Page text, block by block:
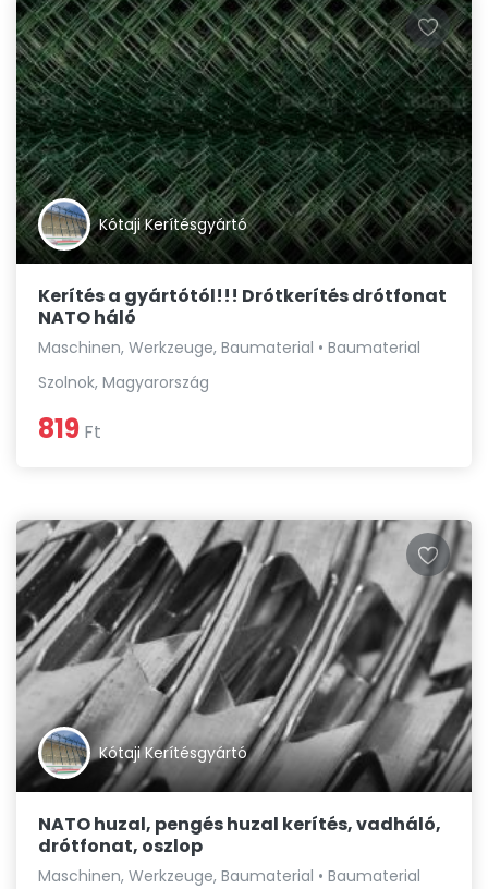
Kótaji Kerítésgyártó
Kerítés a gyártótól!!! Drótkerítés drótfonat
NATO háló
Maschinen, Werkzeuge, Baumaterial • Baumaterial
Szolnok, Magyarország
819 Ft
Kótaji Kerítésgyártó
NATO huzal, pengés huzal kerítés, vadháló,
drótfonat, oszlop
Maschinen, Werkzeuge, Baumaterial • Baumaterial